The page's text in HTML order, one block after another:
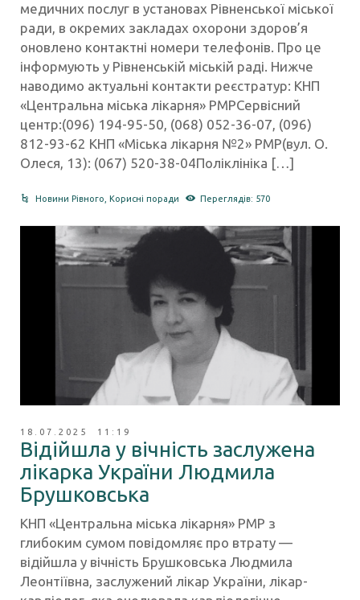
медичних послуг в установах Рівненської міської
ради, в окремих закладах охорони здоров’я
оновлено контактні номери телефонів. Про це
інформують у Рівненській міській раді. Нижче
наводимо актуальні контакти реєстратур: КНП
«Центральна міська лікарня» РМРСервісний
центр:(096) 194-95-50, (068) 052-36-07, (096)
812-93-62 КНП «Міська лікарня №2» РМР(вул. О.
Олеся, 13): (067) 520-38-04Поліклініка […]
Новини Рівного, Корисні поради Переглядів: 570
18.07.2025 11:19
Відійшла у вічність заслужена
лікарка України Людмила
Брушковська
КНП «Центральна міська лікарня» РМР з
глибоким сумом повідомляє про втрату —
відійшла у вічність Брушковська Людмила
Леонтіївна, заслужений лікар України, лікар-